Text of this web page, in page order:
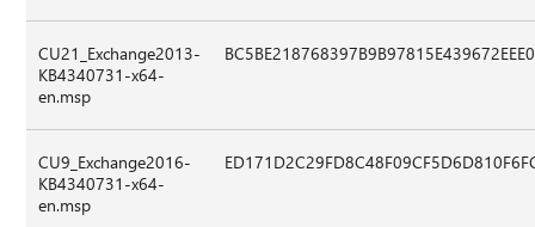
CU21_Exchange2013-
KB4340731-x64-
en.msp
CU9_Exchange2016-
KB4340731-x64-
en.msp